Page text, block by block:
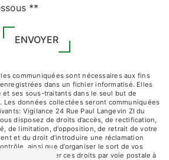
**
ENVOYER
communiquées sont nécessaires aux fins
dans un fichier informatisé. Elles
ses sous-traitants dans le seul but de
Les données collectées seront communiquées
Vigilance 24 Rue Paul Langevin ZI du
disposez de droits d’accès, de rectification,
de limitation, d’opposition, de retrait de votre
et du droit d’introduire une réclamation
ainsi que d’organiser le sort de vos
pouvez exercer ces droits par voie postale à